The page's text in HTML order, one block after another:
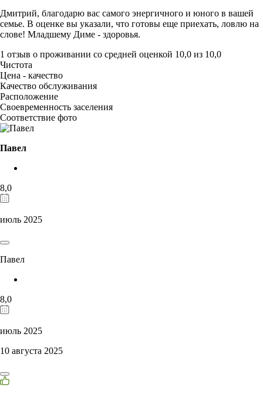
Дмитрий, благодарю вас самого энергичного и юного в вашей
семье. В оценке вы указали, что готовы еще приехать, ловлю на
слове! Младшему Диме - здоровья.
1 отзыв о проживании со средней оценкой 10,0 из 10,0
Чистота
Цена - качество
Качество обслуживания
Расположение
Своевременность заселения
Соответствие фото
Павел
8,0
июль 2025
Павел
8,0
июль 2025
10 августа 2025